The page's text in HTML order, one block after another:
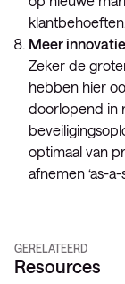
klantbehoeften.
Meer
Zeker de
hebben hier
doorlopend in
optimaal van
afnemen ‘as-a-
GERELATEERD
Resources